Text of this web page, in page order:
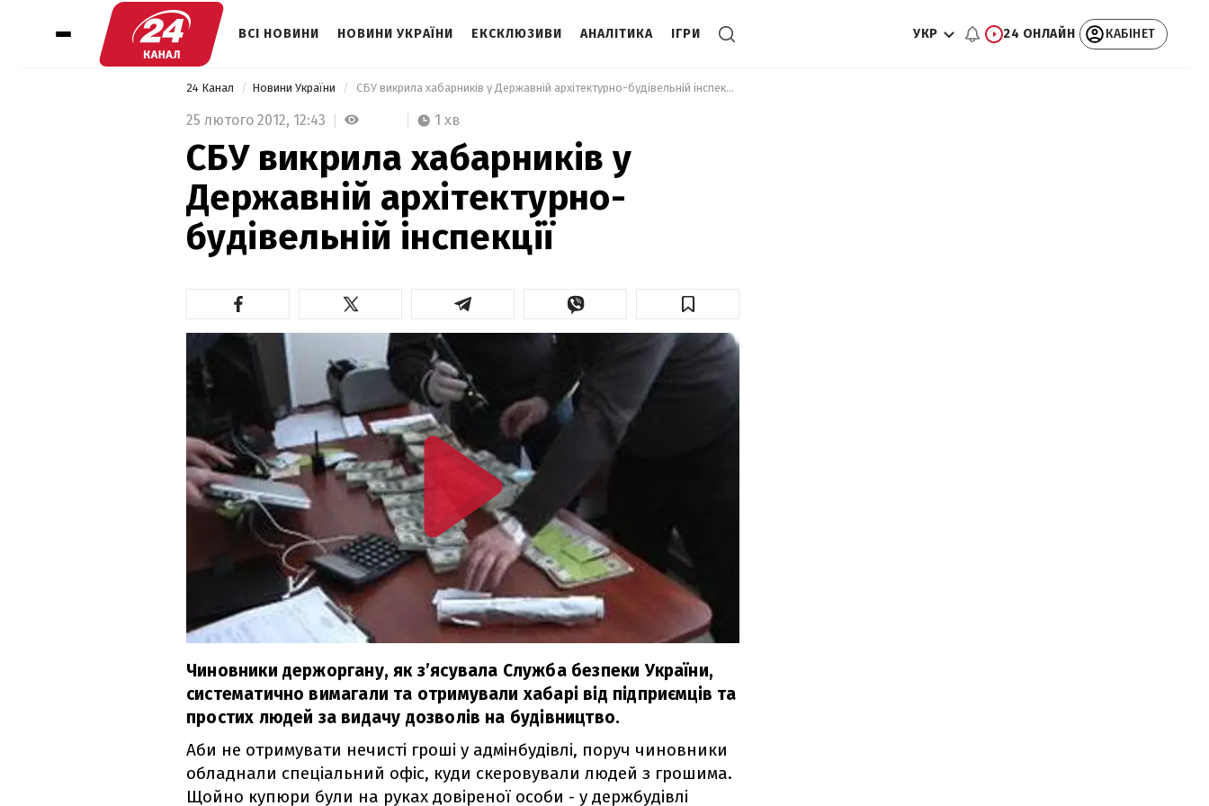
ВСІ НОВИНИ НОВИНИ УКРАЇНИ ЕКСКЛЮЗИВИ АНАЛІТИКА ІГРИ УКР 24 ОНЛАЙН КАБІНЕТ
24 Канал Новини України СБУ викрила хабарників у Державній архітектурно-будівельній інспекції
25 лютого 2012, 12:43 1 хв
СБУ викрила хабарників у
Державній архітектурно-
будівельній інспекції
Чиновники держоргану, як з’ясувала Служба безпеки України,
систематично вимагали та отримували хабарі від підприємців та
простих людей за видачу дозволів на будівництво.
Аби не отримувати нечисті гроші у адмінбудівлі, поруч чиновники
обладнали спеціальний офіс, куди скеровували людей з грошима.
Щойно купюри були на руках довіреної особи - у держбудівлі